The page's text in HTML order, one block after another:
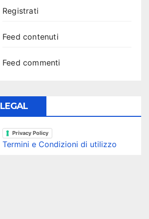
Registrati
Feed contenuti
Feed commenti
LEGAL
Privacy Policy
Termini e Condizioni di utilizzo